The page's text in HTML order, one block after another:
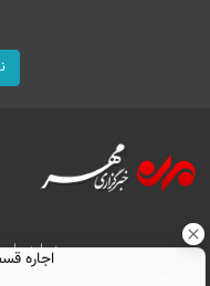
درباره ما